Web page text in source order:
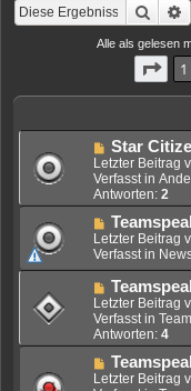
Suche
Alle als gelesen
Seite
1
N
e
u
e
r
B
e
i
t
a
g
Star
Letzter Beitrag
Verfasst in
Antworten: 2
N
e
u
e
B
e
i
t
a
Letzter Beitrag
Verfasst in
N
e
u
e
r
B
e
Letzter Beitrag
Verfasst in
Antworten: 4
N
e
Letzter Beitrag